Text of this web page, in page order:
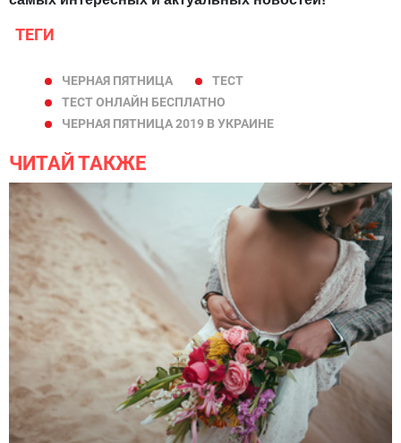
ТЕГИ
ЧЕРНАЯ ПЯТНИЦА
ТЕСТ
ТЕСТ ОНЛАЙН БЕСПЛАТНО
ЧЕРНАЯ ПЯТНИЦА 2019 В УКРАИНЕ
ЧИТАЙ ТАКЖЕ